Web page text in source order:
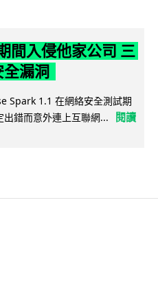
間入侵他家公司 三
漏洞
Spark 1.1 在網絡安全測試期
錯而意外連上互聯網...
閱讀